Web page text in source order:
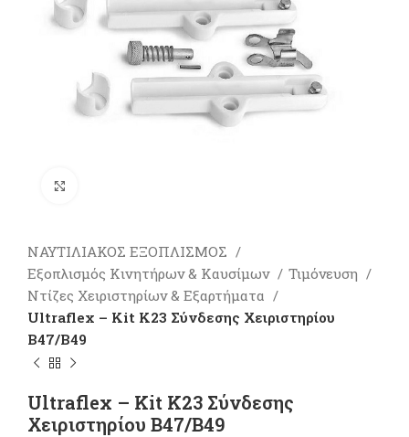
ΝΑΥΤΙΛΙΑΚΟΣ ΕΞΟΠΛΙΣΜΟΣ
Εξοπλισμός Κινητήρων & Καυσίμων
Τιμόνευση
Ντίζες Χειριστηρίων & Εξαρτήματα
Ultraflex – Kit Κ23 Σύνδεσης Χειριστηρίου
Β47/B49
Ultraflex – Kit Κ23 Σύνδεσης
Χειριστηρίου Β47/B49